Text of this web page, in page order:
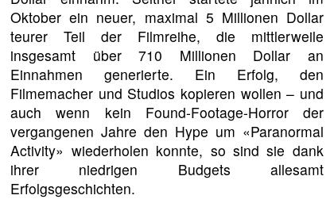
Oktober ein neuer, maximal 5 Millionen Dollar
teurer Teil der Filmreihe, die mittlerweile
insgesamt über 710 Millionen Dollar an
Einnahmen generierte. Ein Erfolg, den
Filmemacher und Studios kopieren wollen – und
auch wenn kein Found-Footage-Horror der
vergangenen Jahre den Hype um «Paranormal
Activity» wiederholen konnte, so sind sie dank
ihrer niedrigen Budgets allesamt
Erfolgsgeschichten.